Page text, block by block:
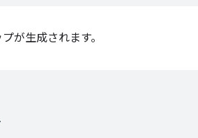
が生成されます。